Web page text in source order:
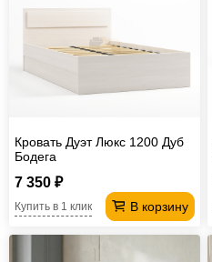
Кровать Дуэт Люкс 1200 Дуб
Бодега
7 350 ₽
В корзину
Купить в 1 клик